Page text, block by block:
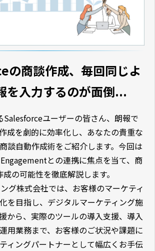
商談作成、毎回同じよ
を入力するのが面倒...
Salesforceユーザーの皆さん、朗報で
成を劇的に効率化し、あなたの貴重な
談自動作成術をご紹介します。今回は
との連携に焦点を当て、商
の可能性を徹底解説します。
グ株式会社では、お客様のマーケティ
を目指し、デジタルマーケティング施
から、実際のツールの導入支援、導入
用業務まで、お客様のご状況や課題に
ィングパートナーとして幅広くお手伝